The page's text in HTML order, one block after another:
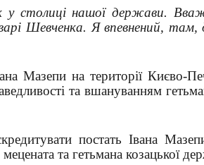
у столиці нашої держави.
Шевченка. Я впевнений, там,
Мазепи на території Києво-
та вшануванням
постать Івана
та гетьмана козацької